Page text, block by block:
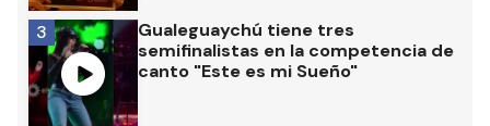
Gualeguaychú tiene tres
semifinalistas en la competencia de
canto "Este es mi Sueño"
3